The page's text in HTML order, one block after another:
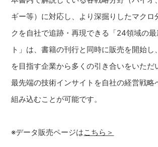
ギー等）に対応し、より深掘りしたマクロ
クを自社で追跡・再現できる「24領域の
ト」は、書籍の刊行と同時に販売を開始し
を目指す企業から多くの引き合いをいただ
最先端の技術インサイトを自社の経営戦略
組み込むことが可能です。
※データ販売ページはこちら＞